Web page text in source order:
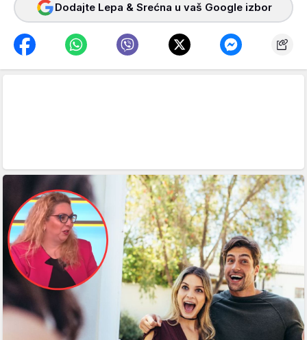
Dodajte Lepa & Srećna u vaš Google izbor